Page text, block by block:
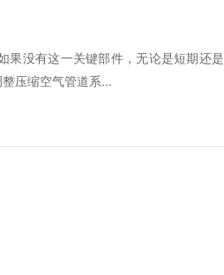
果没有这一关键部件，无论是短期还是
压缩空气管道系...